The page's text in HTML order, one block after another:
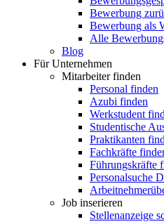
Bewerbung
Bewerbung als
Alle
Blog
Für Unternehmen
Mitarbeiter finden
Personal finden
Azubi finden
Werkstudent
Studentische
Praktikanten
Fachkräfte
Führungskräfte
Personalsuche
Job inserieren
Stellenanzeige